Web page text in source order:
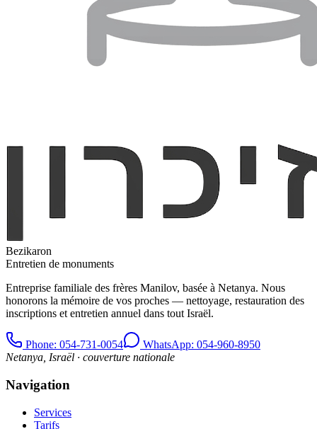
Bezikaron
Entretien de monuments
Entreprise familiale des frères Manilov, basée à Netanya. Nous
honorons la mémoire de vos proches — nettoyage, restauration des
inscriptions et entretien annuel dans tout Israël.
Phone: 054-731-0054
WhatsApp: 054-960-8950
Netanya, Israël · couverture nationale
Navigation
Services
Tarifs